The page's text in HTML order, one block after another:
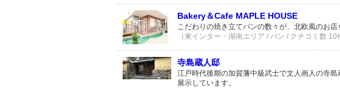
Bakery＆Cafe MAPLE HOUSE
こだわりの焼き立てパンの数々が、北欧風のお店
（東インター・湖南エリア / パン / クチコミ数 10
寺島蔵人邸
江戸時代後期の加賀藩中級武士で文人画人の寺
展示しています。